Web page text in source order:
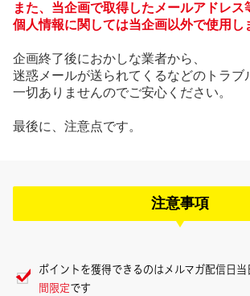
また、当企画で取得したメールアドレス
個人情報に関しては当企画以外で使用し
企画終了後におかしな業者から、
迷惑メールが送られてくるなどのトラブ
一切ありませんのでご安心ください。
最後に、注意点です。
注意事項
ポイントを獲得できるのはメルマガ配信日当
間限定です